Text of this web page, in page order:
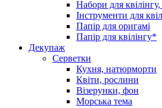
Набори для квілінгу,
Інструменти для
Папір для оригамі
Папір для квілінгу*
Декупаж
Серветки
Кухня, натюрморти
Квіти, рослини
Візерунки, фон
Морська тема